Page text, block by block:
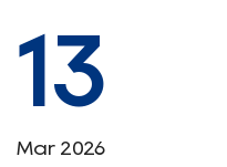
13
Mar 2026